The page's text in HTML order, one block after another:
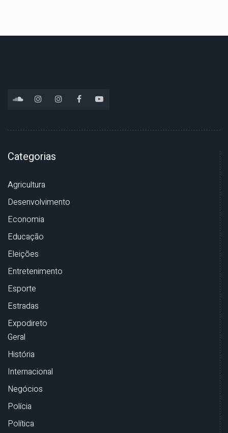
Categorias
Agricultura
Desenvolvimento
Economia
Educação
Eleições
Entretenimento
Esporte
Estradas
Expodireto
Geral
História
Internacional
Negócios
Polícia
Política